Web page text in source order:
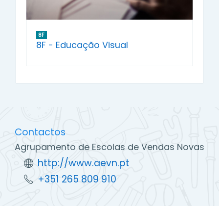
8F
8F - Educação Visual
Contactos
Agrupamento de Escolas de Vendas Novas
http://www.aevn.pt
+351 265 809 910